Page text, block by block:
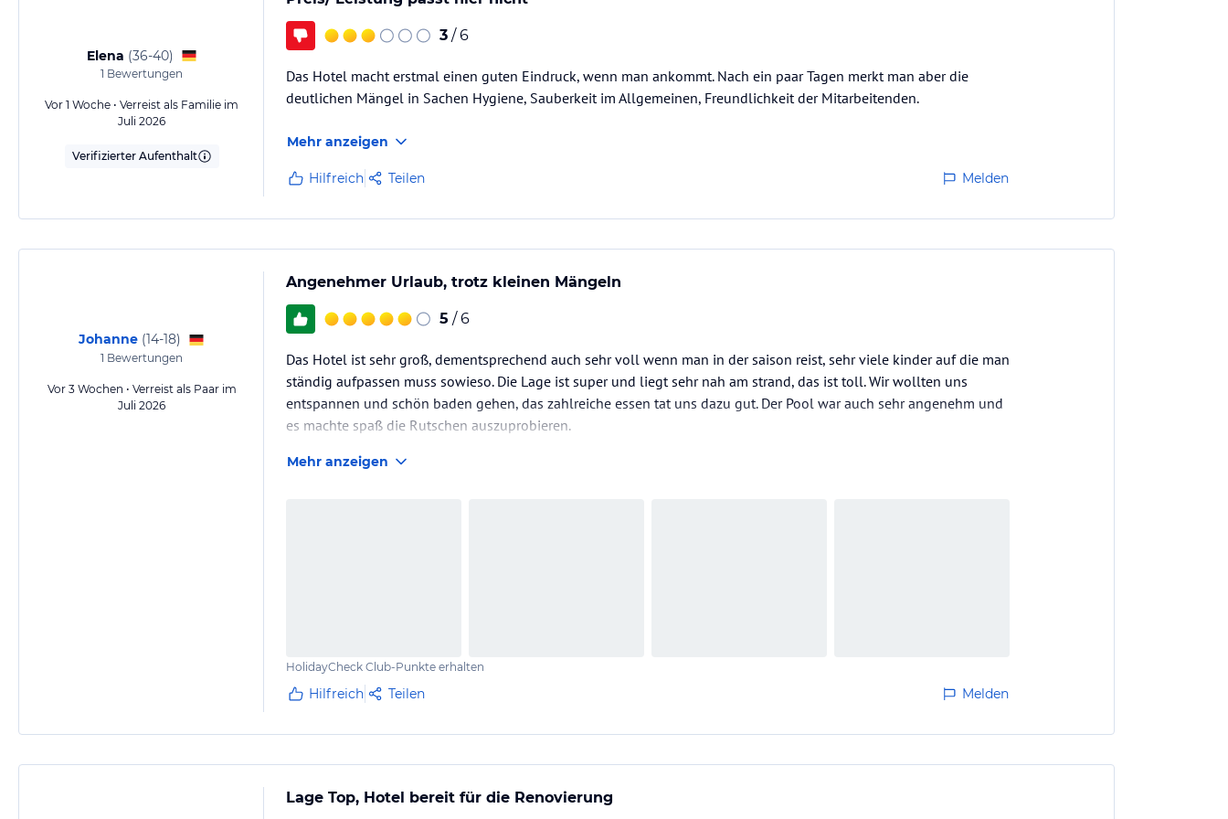
Elena (36-40)
1 Bewertungen
Vor 1 Woche • Verreist als Familie im
Juli 2026
Verifizierter Aufenthalt
3 / 6
Das Hotel macht erstmal einen guten Eindruck, wenn man ankommt. Nach ein paar Tagen merkt man aber die
deutlichen Mängel in Sachen Hygiene, Sauberkeit im Allgemeinen, Freundlichkeit der Mitarbeitenden.
Mehr anzeigen
Hilfreich Teilen Melden
Johanne (14-18)
1 Bewertungen
Vor 3 Wochen • Verreist als Paar im
Juli 2026
Angenehmer Urlaub, trotz kleinen Mängeln
5 / 6
Das Hotel ist sehr groß, dementsprechend auch sehr voll wenn man in der saison reist, sehr viele kinder auf die man
ständig aufpassen muss sowieso. Die Lage ist super und liegt sehr nah am strand, das ist toll. Wir wollten uns
entspannen und schön baden gehen, das zahlreiche essen tat uns dazu gut. Der Pool war auch sehr angenehm und
es machte spaß die Rutschen auszuprobieren.
Mehr anzeigen
HolidayCheck Club-Punkte erhalten
Hilfreich Teilen Melden
Lage Top, Hotel bereit für die Renovierung